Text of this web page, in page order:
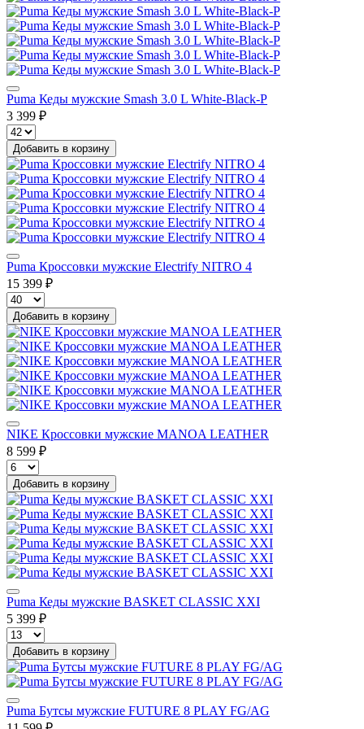
Puma Кеды мужские Smash 3.0 L White-Black-P
3 399 ₽
Добавить в корзину
Puma Кроссовки мужские Electrify NITRO 4
15 399 ₽
Добавить в корзину
NIKE Кроссовки мужские MANOA LEATHER
8 599 ₽
Добавить в корзину
Puma Кеды мужские BASKET CLASSIC XXI
5 399 ₽
Добавить в корзину
Puma Бутсы мужские FUTURE 8 PLAY FG/AG